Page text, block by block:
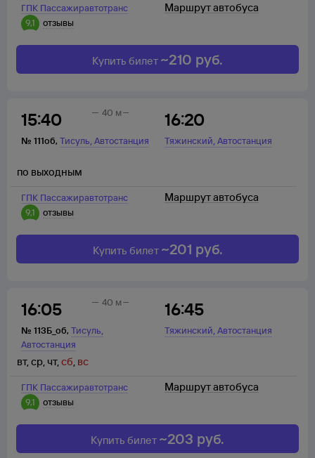
ГПК Пассажиравтотранс
9,1
отзывы
Маршрут автобуса
Купить билет ~210 руб.
15:40
№ 111об, Тисуль,Автостанция
16:20
Тяжинский,Автостанция
40 м
ГПК Пассажиравтотранс
9,1
отзывы
по выходным
Маршрут автобуса
Купить билет ~201 руб.
16:05
№ 113Б_об, Тисуль,
Автостанция
16:45
Тяжинский,Автостанция
40 м
ГПК Пассажиравтотранс
9,1
отзывы
вт,ср, чт,сб, вс
Маршрут автобуса
Купить билет ~203 руб.